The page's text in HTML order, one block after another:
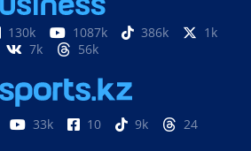
130k 1087k 386k
1k
7k
56k
33k 10 9k 24